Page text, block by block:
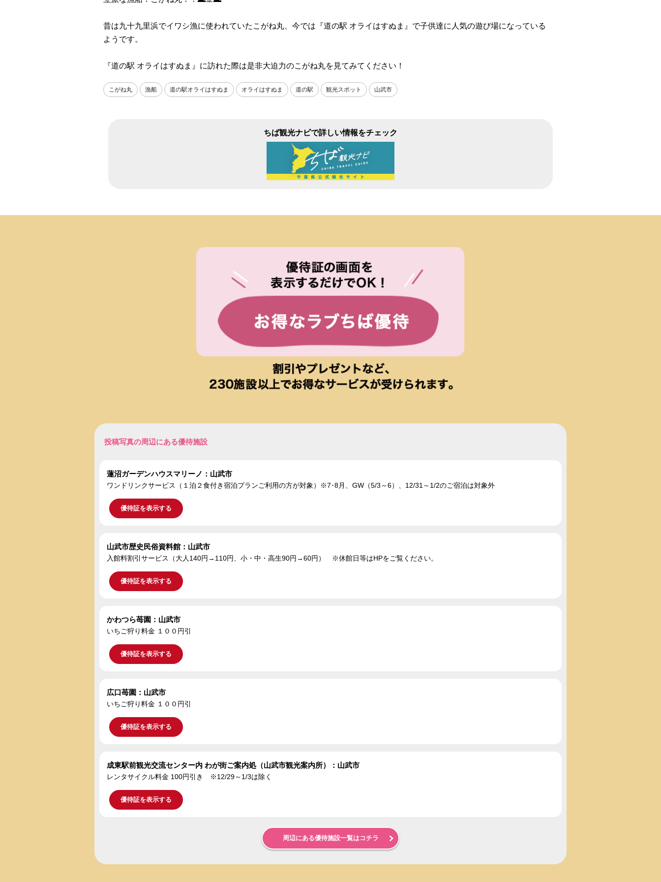
昔は九十九里浜でイワシ漁に使われていたこがね丸、今では『道の駅 オライはすぬま』で子供達に人気の遊び場になっている
ようです。
『道の駅 オライはすぬま』に訪れた際は是非大迫力のこがね丸を見てみてください！
こがね丸 漁船 道の駅オライはすぬま オライはすぬま 道の駅 観光スポット 山武市
ちば観光ナビで詳しい情報をチェック
投稿写真の周辺にある優待施設
蓮沼ガーデンハウスマリーノ：山武市
ワンドリンクサービス（１泊２食付き宿泊プランご利用の方が対象）※7･8月、GW（5/3～6）、12/31～1/2のご宿泊は対象外
優待証を表示する
山武市歴史民俗資料館：山武市
入館料割引サービス（大人140円→110円、小・中・高生90円→60円） ※休館日等はHPをご覧ください。
優待証を表示する
かわつら苺園：山武市
いちご狩り料金 １００円引
優待証を表示する
広口苺園：山武市
いちご狩り料金 １００円引
優待証を表示する
成東駅前観光交流センター内 わが街ご案内処（山武市観光案内所）：山武市
レンタサイクル料金 100円引き ※12/29～1/3は除く
優待証を表示する
周辺にある優待施設一覧はコチラ